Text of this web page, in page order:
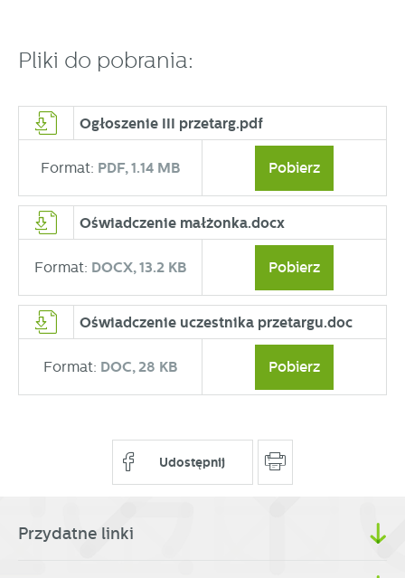
Pliki do pobrania:
Ogłoszenie III przetarg.pdf
Format: PDF,1.14 MB Pobierz
Oświadczenie małżonka.docx
Format: DOCX,13.2 KB Pobierz
Oświadczenie uczestnika przetargu.doc
Format: DOC,28 KB Pobierz
Udostępnij
Przydatne linki
społecznościowych.